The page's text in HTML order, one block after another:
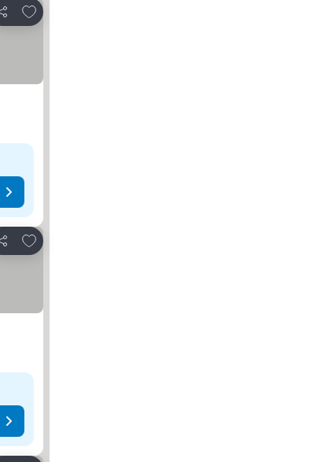
Compartir
Agregar a favoritos
Compartir
Agregar a favoritos